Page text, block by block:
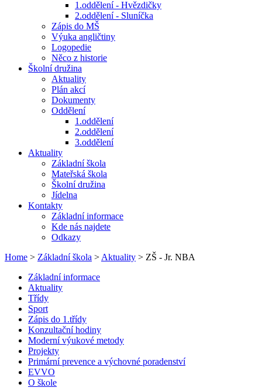
1.oddělení - Hvězdičky
2.oddělení - Sluníčka
Zápis do MŠ
Výuka angličtiny
Logopedie
Něco z historie
Školní družina
Aktuality
Plán akcí
Dokumenty
Oddělení
1.oddělení
2.oddělení
3.oddělení
Aktuality
Základní škola
Mateřská škola
Školní družina
Jídelna
Kontakty
Základní informace
Kde nás najdete
Odkazy
Home > Základní škola > Aktuality > ZŠ - Jr. NBA
Základní informace
Aktuality
Třídy
Sport
Zápis do 1.třídy
Konzultační hodiny
Moderní výukové metody
Projekty
Primární prevence a výchovné poradenství
EVVO
O škole